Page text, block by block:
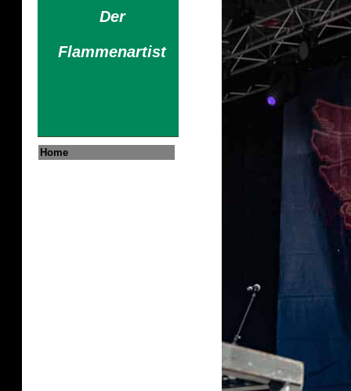
Der
Flammenartist
Home